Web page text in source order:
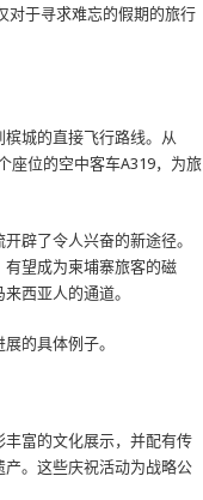
对于寻求难忘的假期的旅行
城的直接飞行路线。从
座位的空中客车A319，为旅
辟了令人兴奋的新途径。
望成为柬埔寨旅客的磁
西亚人的通道。
的具体例子。
富的文化展示，并配有传
。这些庆祝活动为战略公